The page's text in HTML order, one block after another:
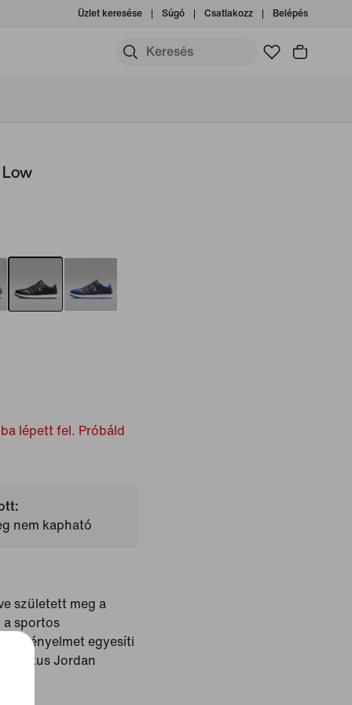
Üzlet keresése Súgó Csatlakozz Belépés
lépett fel. Próbáld
nem kapható
született meg a
a sportos
kényelmet egyesíti
Jordan